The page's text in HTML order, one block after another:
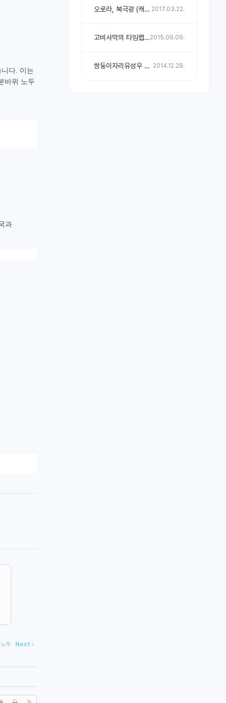
오로라, 북극광 (캐나다 처칠, 4K) 2017.03.22.
고비사막의 타임랩스 Gobi desert 20152015.09.09.
쌍둥이자리유성우 타임랩스 (동영상) 2014.12.28.
다. 이는
바위 노두
과
두 Next